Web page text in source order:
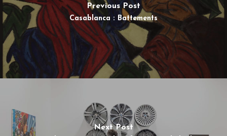
Previous Post
Casablanca : Battements
Next Post